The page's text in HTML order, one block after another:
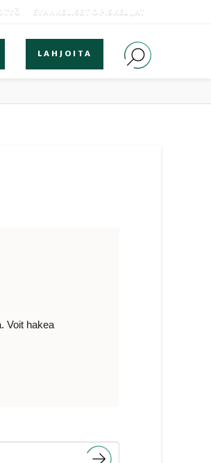
EVANKELISET OPISKELIJAT
LAHJOITA
Voit hakea